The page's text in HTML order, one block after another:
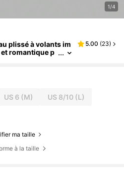
1/4
plissé à volants im
romantique p
5.00 (23)
US 6 (M) US 8/10(L)
ma taille
à la taille